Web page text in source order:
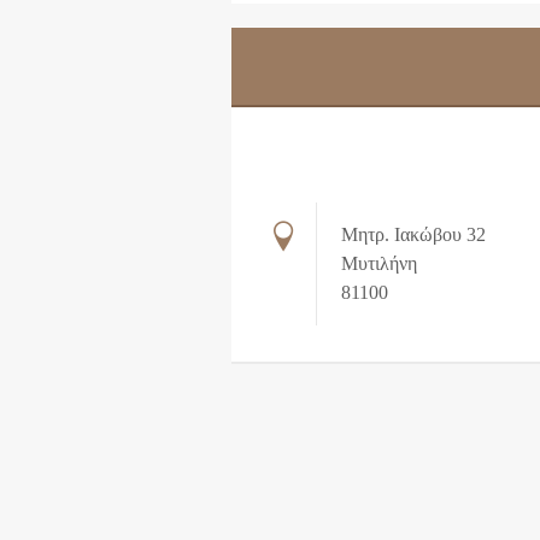
Μητρ. Ιακώβου 32
Μυτιλήνη
81100